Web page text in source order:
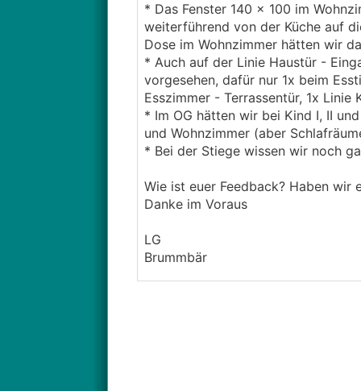
* Das Fenster 140 x 100 im
weiterführend von der Küche auf
Dose im Wohnzimmer hätten wir
* Auch auf der Linie Haustür -
vorgesehen, dafür nur 1x beim
Esszimmer - Terrassentür, 1x
* Im OG hätten wir bei Kind I, II
und Wohnzimmer (aber
* Bei der Stiege wissen wir noch
Wie ist euer Feedback? Haben wir
Danke im Voraus
LG
Brummbär